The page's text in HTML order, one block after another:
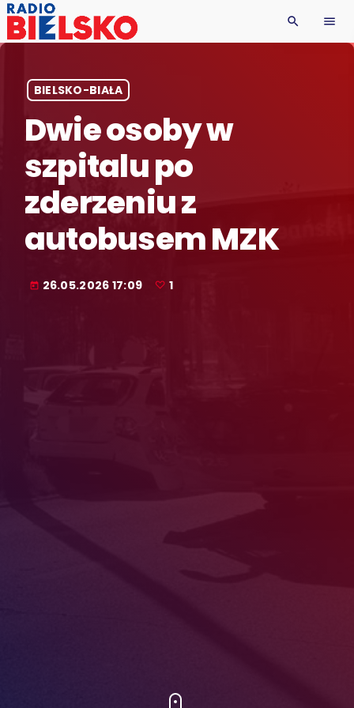
search menu
BIELSKO-BIAŁA
Dwie osoby w
szpitalu po
zderzeniu z
autobusem MZK
today 26.05.2026 17:09 1